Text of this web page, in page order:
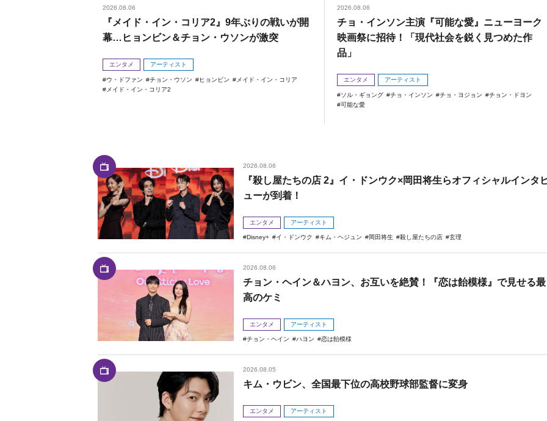
2026.08.06
『メイド・イン・コリア2』9年ぶりの戦いが開
幕…ヒョンビン＆チョン・ウソンが激突
エンタメ アーティスト
ウ・ドファン チョン・ウソン ヒョンビン
メイド・イン・コリア
メイド・イン・コリア2
2026.08.06
チョ・インソン主演『可能な愛』ニューヨーク
映画祭に招待！「現代社会を鋭く見つめた作
品」
エンタメ アーティスト
ソル・ギョング チョ・インソン チョ・ヨジョン
チョン・ドヨン
可能な愛
2026.08.06
『殺し屋たちの店 2』イ・ドンウク×岡田将生らオフィシャルインタ
ューが到着！
エンタメ アーティスト
Disney+ イ・ドンウク キム・ヘジュン 岡田将生 殺し屋たちの店 玄理
2026.08.06
チョン・ヘイン＆ハヨン、お互いを絶賛！『恋は飴模様』で見せる最
高のケミ
エンタメ アーティスト
チョン・ヘイン ハヨン 恋は飴模様
2026.08.05
キム・ウビン、全国最下位の高校野球部監督に変身
エンタメ アーティスト